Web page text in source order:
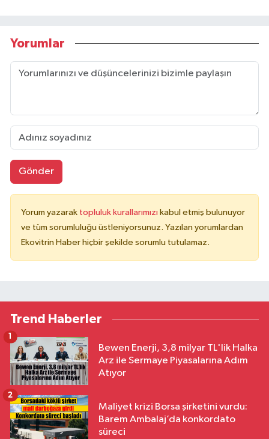
Yorumlar
Gönder
Yorum yazarak topluluk kurallarımızı kabul etmiş bulunuyor
ve tüm sorumluluğu üstleniyorsunuz. Yazılan yorumlardan
Ekovitrin Haber hiçbir şekilde sorumlu tutulamaz.
Trend Haberler
Bewen Enerji, 3,8 milyar TL'lik Halka
Arz ile Sermaye Piyasalarına Adım
Atıyor
1
Maliyet krizi Borsa şirketini vurdu:
Barem Ambalaj’da konkordato
süreci
2